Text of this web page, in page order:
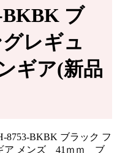
BKBK ブ
レギュ
ギア(新品